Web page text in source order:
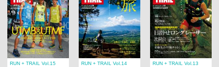
RUN + TRAIL Vol.15 RUN + TRAIL Vol.14 RUN + TRAIL Vol.13